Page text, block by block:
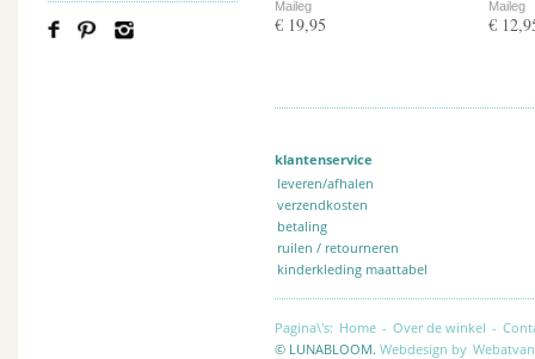
Maileg
€ 19,95
Maileg
€
klantenservice
leveren/afhalen
verzendkosten
betaling
ruilen / retourneren
kinderkleding maattabel
Pagina\'s: Home - Over de winkel -
© LUNABLOOM. Webdesign by